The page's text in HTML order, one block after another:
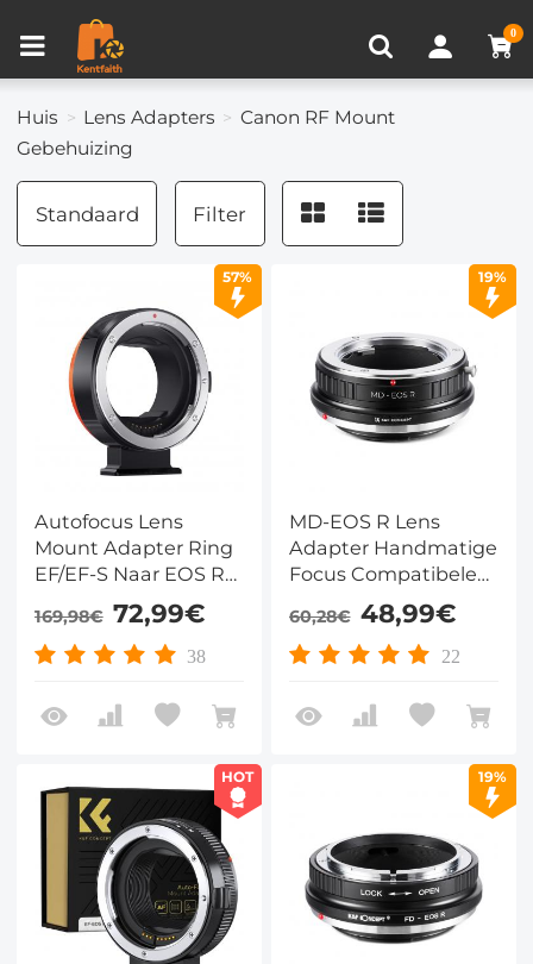
0
Huis Lens Adapters
Canon RF Mount
Gebehuizing
Standaard Filter
57%
Autofocus Lens
Mount Adapter Ring
EF/EF-S Naar EOS R
Elektronische Lens
Adapter Compatibel
Voor Canon EF EF-S
EOS R Mount
Camera's
169,98€ 72,99€
38
19%
MD-EOS R Lens
Adapter Handmatige
Focus Compatibele
Minolta MD Lenzen
voor Canon EOS R
Camera Lichaam
60,28€ 48,99€
22
HOT 19%